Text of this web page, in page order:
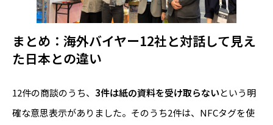
まとめ： 海外バイヤー12社と対話して見え
た日本との違い
12件の商談のうち、 3件は紙の資料を受け取らないという明
確な意思表示がありました。そのうち2件は、NFCタグを使